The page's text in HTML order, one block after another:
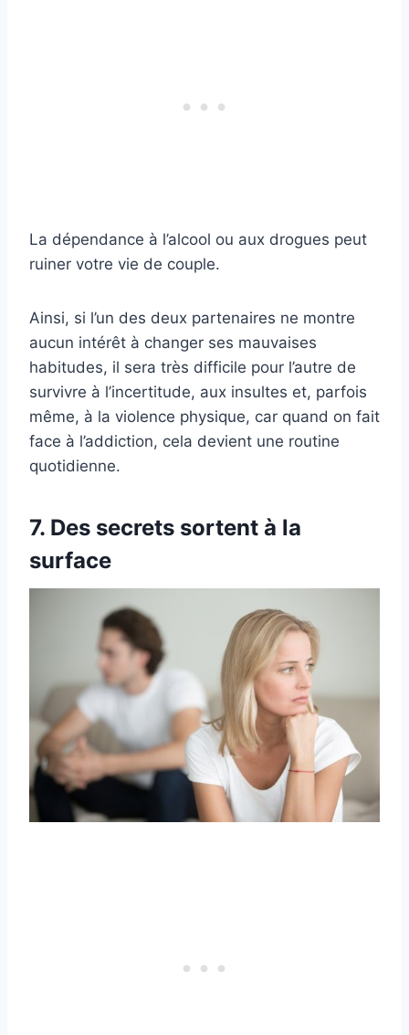
La dépendance à l’alcool ou aux drogues peut
ruiner votre vie de couple.
Ainsi, si l’un des deux partenaires ne montre
aucun intérêt à changer ses mauvaises
habitudes, il sera très difficile pour l’autre de
survivre à l’incertitude, aux insultes et, parfois
même, à la violence physique, car quand on fait
face à l’addiction, cela devient une routine
quotidienne.
7. Des secrets sortent à la
surface